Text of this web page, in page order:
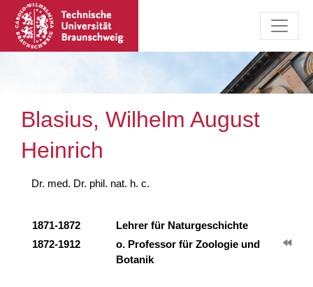
Blasius, Wilhelm August
Heinrich
Dr. med. Dr. phil. nat. h. c.
1871-1872
Lehrer für Naturgeschichte
1872-1912
o. Professor für Zoologie und
Botanik